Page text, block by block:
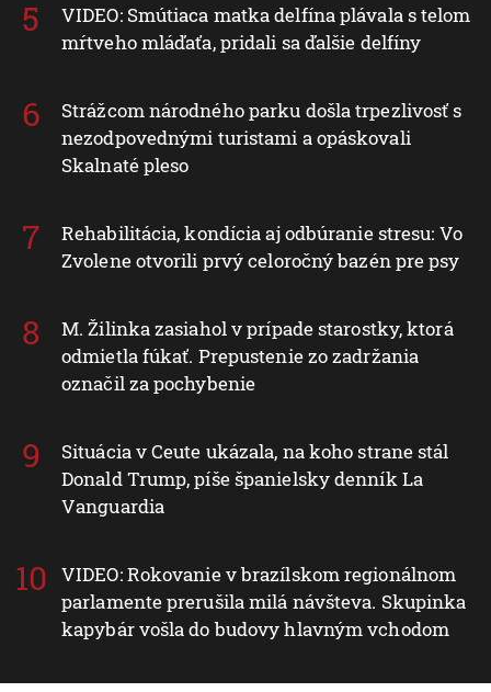
VIDEO: Smútiaca matka delfína plávala s telom
mŕtveho mláďaťa, pridali sa ďalšie delfíny
Strážcom národného parku došla trpezlivosť s
nezodpovednými turistami a opáskovali
Skalnaté pleso
Rehabilitácia, kondícia aj odbúranie stresu: Vo
Zvolene otvorili prvý celoročný bazén pre psy
M. Žilinka zasiahol v prípade starostky, ktorá
odmietla fúkať. Prepustenie zo zadržania
označil za pochybenie
Situácia v Ceute ukázala, na koho strane stál
Donald Trump, píše španielsky denník La
Vanguardia
VIDEO: Rokovanie v brazílskom regionálnom
parlamente prerušila milá návšteva. Skupinka
kapybár vošla do budovy hlavným vchodom